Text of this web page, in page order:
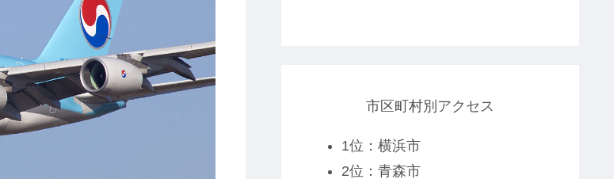
市区町村別アクセス
1位：横浜市
2位：青森市